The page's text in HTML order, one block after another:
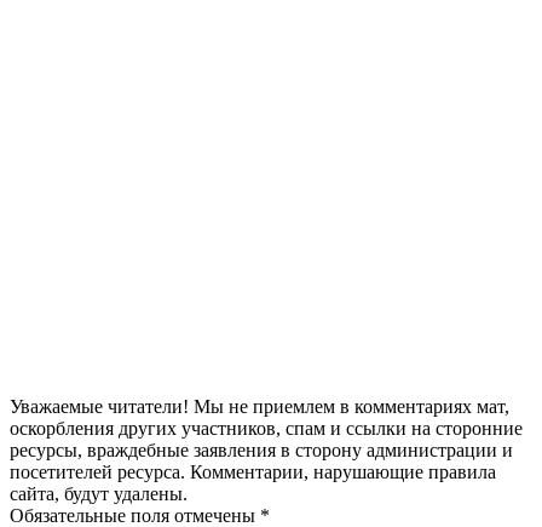
Уважаемые читатели! Мы не приемлем в комментариях мат,
оскорбления других участников, спам и ссылки на сторонние
ресурсы, враждебные заявления в сторону администрации и
посетителей ресурса. Комментарии, нарушающие правила
сайта, будут удалены.
Обязательные поля отмечены *